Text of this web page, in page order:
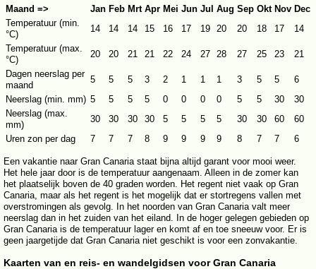
Maand => Jan Feb Mrt Apr Mei Jun Jul Aug Sep Okt Nov Dec
Temperatuur (min.
°C)
14 14 14 15 16 17 19 20 20 18 17
14
Temperatuur (max.
°C)
20 20 21 21 22 24 27 28 27 25 23
21
Dagen neerslag per
maand
5 5 5 3 2 1 1 1 3 5 5
6
Neerslag (min. mm) 5 5 5 5 0 0 0 0 5 5 30
30
Neerslag (max.
mm)
30 30 30 30 5 5 5 5 30 30 60
60
Uren zon per dag
7 7 7 8 9 9 9 9 8 7 7 6
Een vakantie naar Gran Canaria staat bijna altijd garant voor mooi weer.
Het hele jaar door is de temperatuur aangenaam. Alleen in de zomer kan
het plaatselijk boven de 40 graden worden. Het regent niet vaak op Gran
Canaria, maar als het regent is het mogelijk dat er stortregens vallen met
overstromingen als gevolg. In het noorden van Gran Canaria valt meer
neerslag dan in het zuiden van het eiland. In de hoger gelegen gebieden op
Gran Canaria is de temperatuur lager en komt af en toe sneeuw voor. Er is
geen jaargetijde dat Gran Canaria niet geschikt is voor een zonvakantie.
Kaarten van en reis- en wandelgidsen voor Gran Canaria